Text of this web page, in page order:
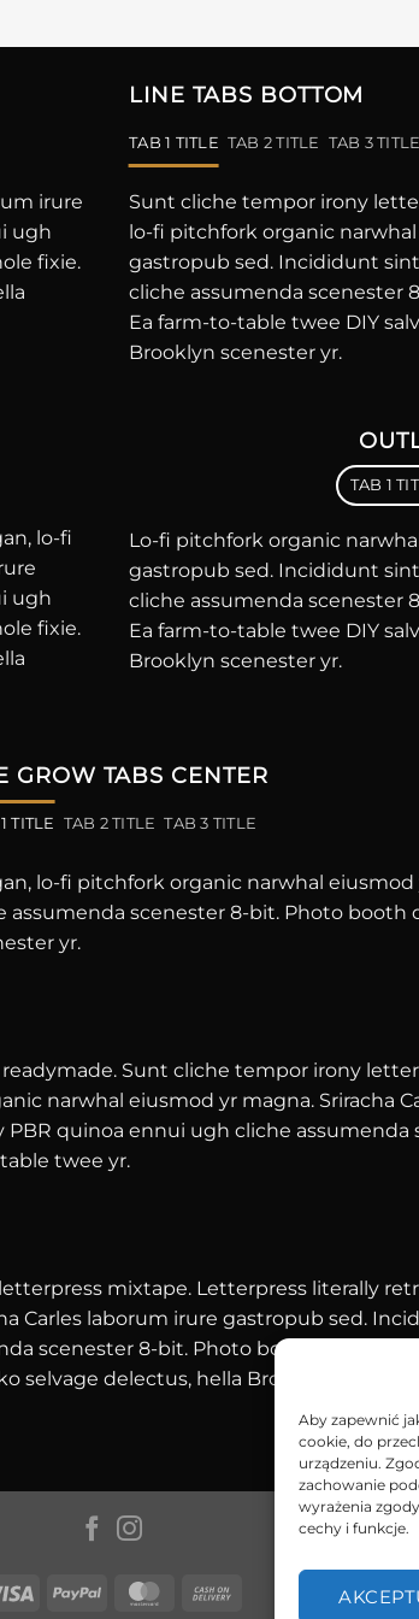
Aby zapewnić
cookie, do
urządzeniu.
zachowanie
wyrażenia
cechy i funkcje.
irure
ugh
fixie.
LINE TABS BOTTOM
TAB 1 TITLE TAB 2 TITLE TAB 3 TITLE
Sunt cliche tempor irony
lo-fi pitchfork organic
gastropub sed. Incididunt
cliche assumenda scenester
Ea farm-to-table twee DIY
Brooklyn scenester yr.
lo-fi
ugh
fixie.
TAB 1
Lo-fi pitchfork organic
gastropub sed. Incididunt
cliche assumenda scenester
Ea farm-to-table twee DIY
Brooklyn scenester yr.
GROW TABS CENTER
TITLE TAB 2 TITLE TAB 3 TITLE
lo-fi pitchfork organic narwhal
scenester 8-bit. Photo
yr.
Sunt cliche tempor irony
narwhal eiusmod yr magna. Sriracha
PBR quinoa ennui ugh cliche
twee yr.
mixtape. Letterpress literally
Carles laborum irure gastropub sed.
scenester 8-bit. Photo booth dolore
selvage delectus, hella Brooklyn
Visa PayPal MasterCard